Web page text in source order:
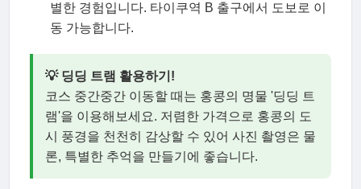
별한 경험입니다. 타이쿠역 B 출구에서 도보로 이
동 가능합니다.
💡 딩딩 트램 활용하기!
코스 중간중간 이동할 때는 홍콩의 명물 '딩딩 트
램'을 이용해보세요. 저렴한 가격으로 홍콩의 도
시 풍경을 천천히 감상할 수 있어 사진 촬영은 물
론, 특별한 추억을 만들기에 좋습니다.